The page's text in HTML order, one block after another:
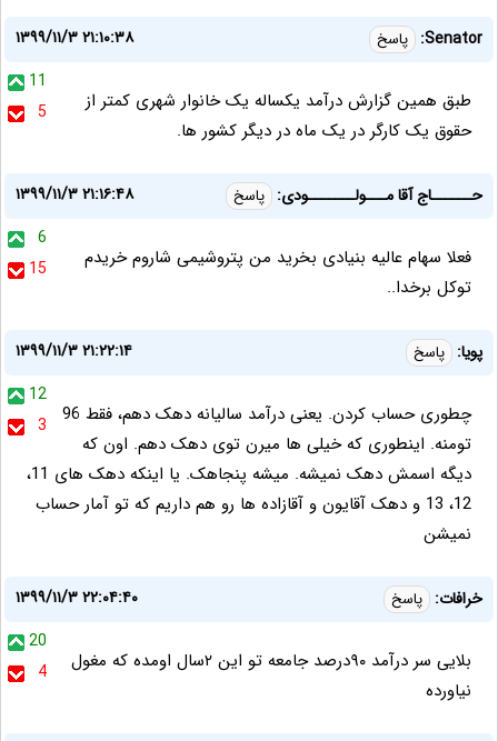
Senator: پاسخ
۱۳۹۹/۱۱/۳ ۲۱:۱۰:۳۸
11
5
طبق همین گزارش درآمد یکساله یک خانوار شهری کمتر از
حقوق یک کارگر در یک ماه در دیگر کشور ها.
حــــــاج آقا مـــولـــــــودی: پاسخ
۱۳۹۹/۱۱/۳ ۲۱:۱۶:۴۸
6
15
فعلا سهام عالیه بنیادی بخرید من پتروشیمی شاروم خریدم
توکل برخدا..
پویا: پاسخ
۱۳۹۹/۱۱/۳ ۲۱:۲۲:۱۴
12
3
چطوری حساب کردن. یعنی درآمد سالیانه دهک دهم، فقط 96
تومنه. اینطوری که خیلی ها میرن توی دهک دهم. اون که
دیگه اسمش دهک نمیشه. میشه پنجاهک. یا اینکه دهک های 11،
12، 13 و دهک آقایون و آقازاده ها رو هم داریم که تو آمار حساب
نمیشن
خرافات: پاسخ
۱۳۹۹/۱۱/۳ ۲۲:۰۴:۴۰
20
4
بلایی سر درآمد ۹۰درصد جامعه تو این ۲سال اومده که مغول
نیاورده